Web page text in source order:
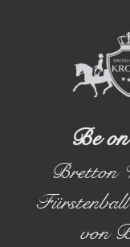
Be
Bretton
von